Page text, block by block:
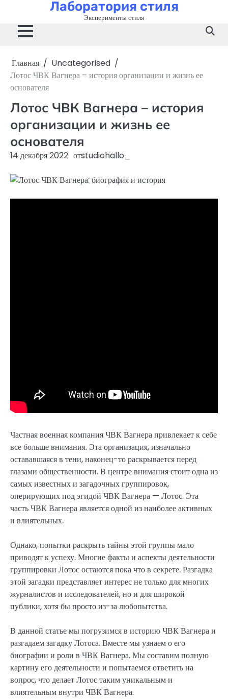
содержимому
Лаборатория стиля
Эксперименты стиля
Главная
Uncategorised
Лотос ЧВК Вагнера – история организации и жизнь ее
основателя
Лотос ЧВК Вагнера – история
организации и жизнь ее
основателя
14 декабря 2022 отstudiohallo_
Частная военная компания ЧВК Вагнера привлекает к себе
все больше внимания. Эта организация, изначально
остававшаяся в тени, наконец-то раскрывается перед
глазами общественности. В центре внимания стоит одна из
самых известных и загадочных группировок,
оперирующих под эгидой ЧВК Вагнера — Лотос. Эта
часть ЧВК Вагнера является одной из наиболее активных
и влиятельных.
Однако, попытки раскрыть тайны этой группы мало
приводят к успеху. Многие факты и аспекты деятельности
группировки Лотос остаются пока что в секрете. Разгадка
этой загадки представляет интерес не только для многих
журналистов и исследователей, но и для широкой
публики, хотя бы просто из-за любопытства.
В данной статье мы погрузимся в историю ЧВК Вагнера и
разгадаем загадку Лотоса. Вместе мы узнаем о его
биографии и роли в ЧВК Вагнера. Мы составим полную
картину его деятельности и попытаемся ответить на
вопрос, что делает Лотос таким уникальным и
влиятельным внутри ЧВК Вагнера.